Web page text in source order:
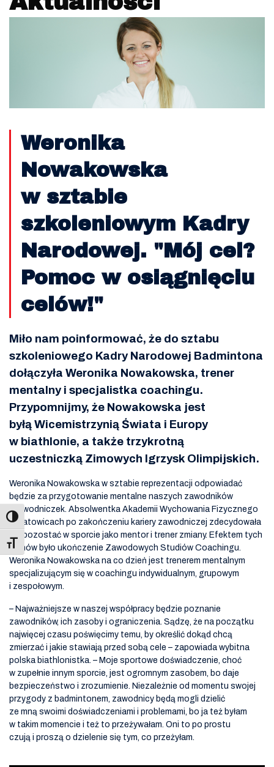
Toggle Font size
Weronika
Nowakowska
w sztabie
szkoleniowym Kadry
Narodowej. "Mój cel?
Pomoc w osiągnięciu
celów!"
Miło nam poinformować, że do sztabu
szkoleniowego Kadry Narodowej Badmintona
dołączyła Weronika Nowakowska, trener
mentalny i specjalistka coachingu.
Przypomnijmy, że Nowakowska jest
byłą Wicemistrzynią Świata i Europy
w biathlonie, a także trzykrotną
uczestniczką Zimowych Igrzysk Olimpijskich.
Weronika Nowakowska w sztabie reprezentacji odpowiadać
będzie za przygotowanie mentalne naszych zawodników
i zawodniczek. Absolwentka Akademii Wychowania Fizycznego
w Katowicach po zakończeniu kariery zawodniczej zdecydowała
się pozostać w sporcie jako mentor i trener zmiany. Efektem tych
planów było ukończenie Zawodowych Studiów Coachingu.
Weronika Nowakowska na co dzień jest trenerem mentalnym
specjalizującym się w coachingu indywidualnym, grupowym
i zespołowym.
– Najważniejsze w naszej współpracy będzie poznanie
zawodników, ich zasoby i ograniczenia. Sądzę, że na początku
najwięcej czasu poświęcimy temu, by określić dokąd chcą
zmierzać i jakie stawiają przed sobą cele – zapowiada wybitna
polska biathlonistka. – Moje sportowe doświadczenie, choć
w zupełnie innym sporcie, jest ogromnym zasobem, bo daje
bezpieczeństwo i zrozumienie. Niezależnie od momentu swojej
przygody z badmintonem, zawodnicy będą mogli dzielić
ze mną swoimi doświadczeniami i problemami, bo ja też byłam
w takim momencie i też to przeżywałam. Oni to po prostu
czują i proszą o dzielenie się tym, co przeżyłam.